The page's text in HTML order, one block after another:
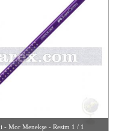
- Mor Menekşe - Resim 1 / 1